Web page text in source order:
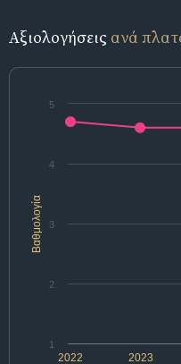
Αξιολογήσεις ανά
Βαθμολογία
2022 2023
1
2
3
4
5